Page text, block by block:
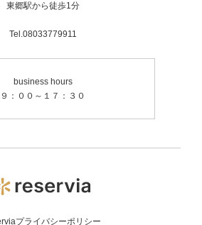
東郷駅から徒歩1分
Tel.08033779911
business hours
９：００～１７：３０
プライバシーポリシー